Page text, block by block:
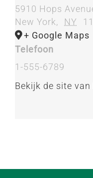
5910 Hops
New York, NY
+ Google Maps
Telefoon
1-555-6789
Bekijk de site